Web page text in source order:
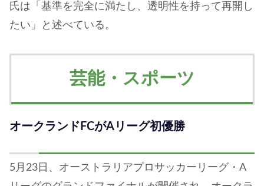
氏は「基準を完全に満たし、透明性を持って再開し
たい」と述べている。
芸能・スポーツ
オークランドFCがAリーグ初優勝
5月23日、オーストラリアプロサッカーリーグ・A